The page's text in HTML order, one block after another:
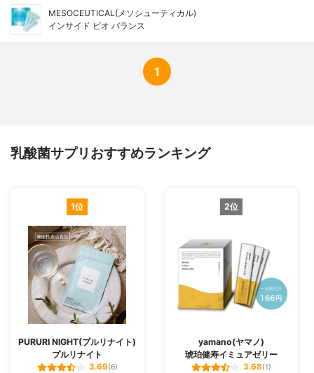
MESOCEUTICAL(メソシューティカル)
インサイド ビオ バランス
1
乳酸菌サプリおすすめランキング
1位
PURURI NIGHT(プルリナイト)
プルリナイト
3.69(6)
2位
yamano(ヤマノ)
琥珀健寿イミュアゼリー
3.68(1)